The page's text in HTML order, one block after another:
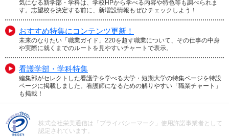
気になる新学部・学科は、学校HPから学べる内容や特色等も調べられま
す。志望校を決定する前に、新増設情報もぜひチェックしよう！
おすすめ特集にコンテンツ更新！
未来のなりたい「職業ガイド」220を超す職業について、その仕事の中身
や実際に就くまでのルートを見やすいチャートで表示。
看護学部・学科特集
編集部がセレクトした看護学を学べる大学・短期大学の特集ページを特設
ページに掲載しました。看護師になるための解りやすい「職業チャート」
も掲載！
株式会社栄美通信は「プライバシーマーク」使用許諾事業者として
認定されています。